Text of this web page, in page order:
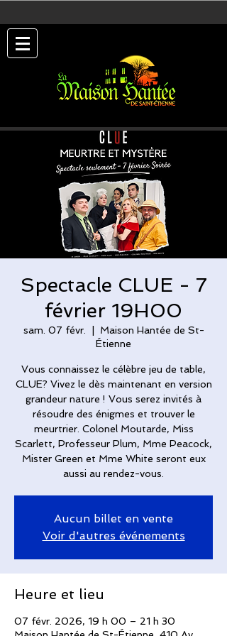
Spectacle CLUE - 7
février 19H00
sam. 07 févr.
Maison Hantée de St-
Étienne
Vous connaissez le célèbre jeu de table,
CLUE? Vivez le dès maintenant en version
grandeur nature ! Vous serez invités à
résoudre des énigmes et trouver le
meurtrier. Colonel Moutarde, Miss
Scarlett, Professeur Plum, Mme Peacock,
Mister Green et Mme White seront eux
aussi au rendez-vous.
Aucun billet en vente
Voir d'autres événements
Heure et lieu
07 févr. 2026, 19 h 00 – 21 h 30